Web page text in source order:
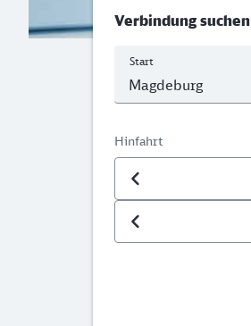
Verbindung suchen
Start
Hinfahrt
Datum der Hinfahrt
Uhrzeit der Hinfahrt